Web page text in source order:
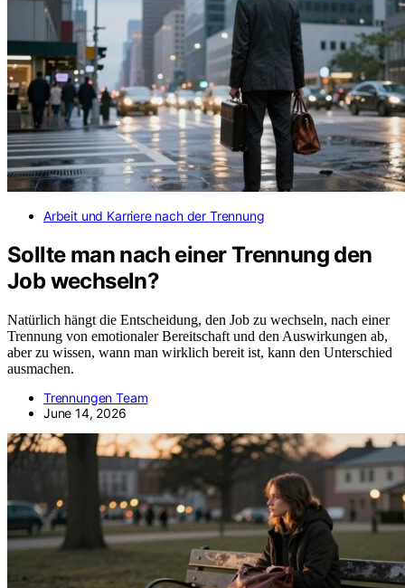
Arbeit und Karriere nach der Trennung
Sollte man nach einer Trennung den
Job wechseln?
Natürlich hängt die Entscheidung, den Job zu wechseln, nach einer
Trennung von emotionaler Bereitschaft und den Auswirkungen ab,
aber zu wissen, wann man wirklich bereit ist, kann den Unterschied
ausmachen.
Trennungen Team
June 14, 2026